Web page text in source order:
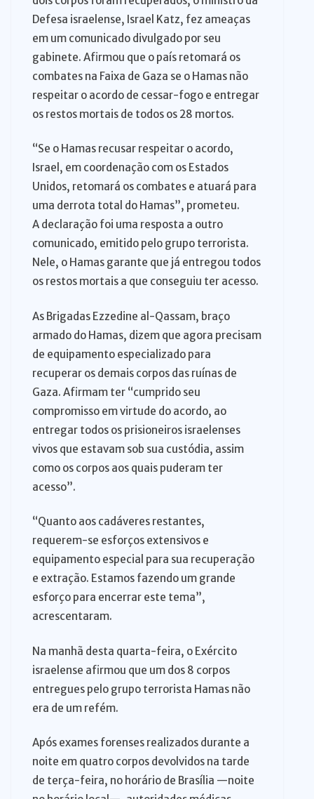
Defesa israelense, Israel Katz, fez ameaças
em um comunicado divulgado por seu
gabinete. Afirmou que o país retomará os
combates na Faixa de Gaza se o Hamas não
respeitar o acordo de cessar-fogo e entregar
os restos mortais de todos os 28 mortos.
“Se o Hamas recusar respeitar o acordo,
Israel, em coordenação com os Estados
Unidos, retomará os combates e atuará para
uma derrota total do Hamas”, prometeu.
A declaração foi uma resposta a outro
comunicado, emitido pelo grupo terrorista.
Nele, o Hamas garante que já entregou todos
os restos mortais a que conseguiu ter acesso.
As Brigadas Ezzedine al-Qassam, braço
armado do Hamas, dizem que agora precisam
de equipamento especializado para
recuperar os demais corpos das ruínas de
Gaza. Afirmam ter “cumprido seu
compromisso em virtude do acordo, ao
entregar todos os prisioneiros israelenses
vivos que estavam sob sua custódia, assim
como os corpos aos quais puderam ter
acesso”.
“Quanto aos cadáveres restantes,
requerem-se esforços extensivos e
equipamento especial para sua recuperação
e extração. Estamos fazendo um grande
esforço para encerrar este tema”,
acrescentaram.
Na manhã desta quarta-feira, o Exército
israelense afirmou que um dos 8 corpos
entregues pelo grupo terrorista Hamas não
era de um refém.
Após exames forenses realizados durante a
noite em quatro corpos devolvidos na tarde
de terça-feira, no horário de Brasília —noite